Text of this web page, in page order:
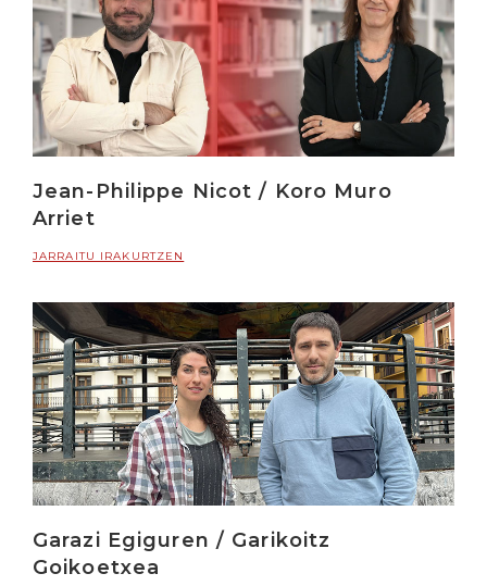
Jean-Philippe Nicot / Koro Muro
Arriet
JARRAITU IRAKURTZEN
Garazi Egiguren / Garikoitz
Goikoetxea